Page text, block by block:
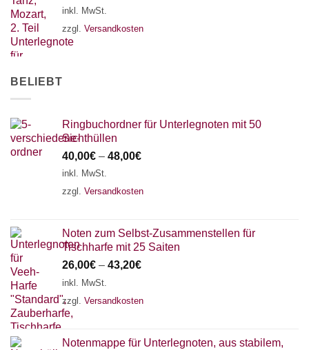
inkl. MwSt.
zzgl. Versandkosten
BELIEBT
Ringbuchordner für Unterlegnoten mit 50
Sichthüllen
40,00€ – 48,00€
inkl. MwSt.
zzgl. Versandkosten
Noten zum Selbst-Zusammenstellen für
Tischharfe mit 25 Saiten
26,00€ – 43,20€
inkl. MwSt.
zzgl. Versandkosten
Notenmappe für Unterlegnoten, aus stabilem,
18 SAITEN 21 SAITEN